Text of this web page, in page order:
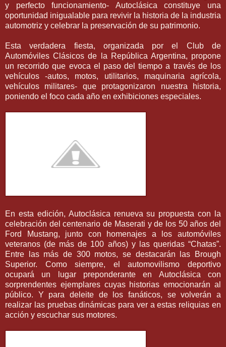
y perfecto funcionamiento- Autoclásica constituye una
oportunidad inigualable para revivir la historia de la industria
automotriz y celebrar la preservación de su patrimonio.
Esta verdadera fiesta, organizada por el Club de
Automóviles Clásicos de la República Argentina, propone
un recorrido que evoca el paso del tiempo a través de los
vehículos -autos, motos, utilitarios, maquinaria agrícola,
vehículos militares- que protagonizaron nuestra historia,
poniendo el foco cada año en exhibiciones especiales.
En esta edición, Autoclásica renueva su propuesta con la
celebración del centenario de Maserati y de los 50 años del
Ford Mustang, junto con homenajes a los automóviles
veteranos (de más de 100 años) y las queridas “Chatas”.
Entre las más de 300 motos, se destacarán las Brough
Superior. Como siempre, el automovilismo deportivo
ocupará un lugar preponderante en Autoclásica con
sorprendentes ejemplares cuyas historias emocionarán al
público. Y para deleite de los fanáticos, se volverán a
realizar las pruebas dinámicas para ver a estas reliquias en
acción y escuchar sus motores.